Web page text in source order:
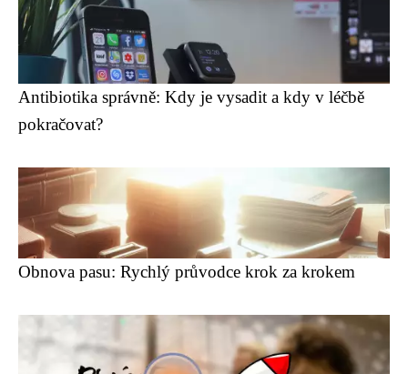
Antibiotika správně: Kdy je vysadit a kdy v léčbě
pokračovat?
Obnova pasu: Rychlý průvodce krok za krokem